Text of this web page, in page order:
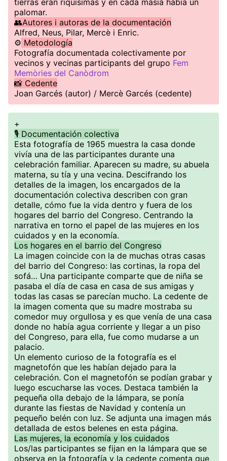
tierras eran riquísimas y en cada masía había un
palomar.
👥Autores i autoras de la documentación
Alfred, Neus, Pilar, Mercè i Enric.
⚙️ Metodología
Fotografía documentada colectivamente por
vecinos y vecinas participants del grupo Fem
Memòries del Canòdrom
📸 Cedente
Joan Garcés (autor) / Mercè Garcés (cedente)
+
🎙️ Documentación colectiva
Esta fotografía de 1965 muestra la casa donde
vivía una de las participantes durante una
celebración familiar. Aparecen su madre, su abuela
materna, su tía y una vecina. Descifrando los
detalles de la imagen, los encargados de la
documentación colectiva describen con gran
detalle, cómo fue la vida dentro y fuera de los
hogares del barrio del Congreso. Centrando la
narrativa en torno el papel de las mujeres en los
cuidados y en la economía.
Los hogares en el barrio del Congreso
La imagen coincide con la de muchas otras casas
del barrio del Congreso: las cortinas, la ropa del
sofá… Una participante comparte que de niña se
pasaba el día de casa en casa de sus amigas y
todas las casas se parecían mucho. La cedente de
la imagen comenta que su madre mostraba su
comedor muy orgullosa y es que venía de una casa
donde no había agua corriente y llegar a un piso
del Congreso, para ella, fue como mudarse a un
palacio.
Un elemento curioso de la fotografía es el
magnetofón que les habían dejado para la
celebración. Con el magnetofón se podían grabar y
luego escucharse las voces. Destaca también la
pequeña olla debajo de la lámpara, se ponía
durante las fiestas de Navidad y contenía un
pequeño belén con luz. Se adjunta una imagen más
detallada de estos belenes en esta página.
Las mujeres, la economía y los cuidados
Los/las participantes se fijan en la lámpara que se
observa en la fotografía y la cedente comenta que